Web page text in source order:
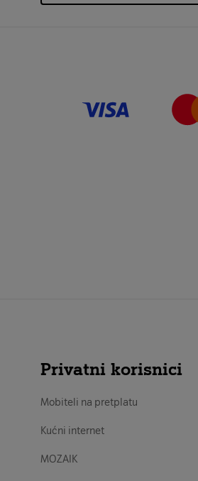
Privatni korisnici
Mobiteli na pretplatu
Kućni internet
MOZAIK